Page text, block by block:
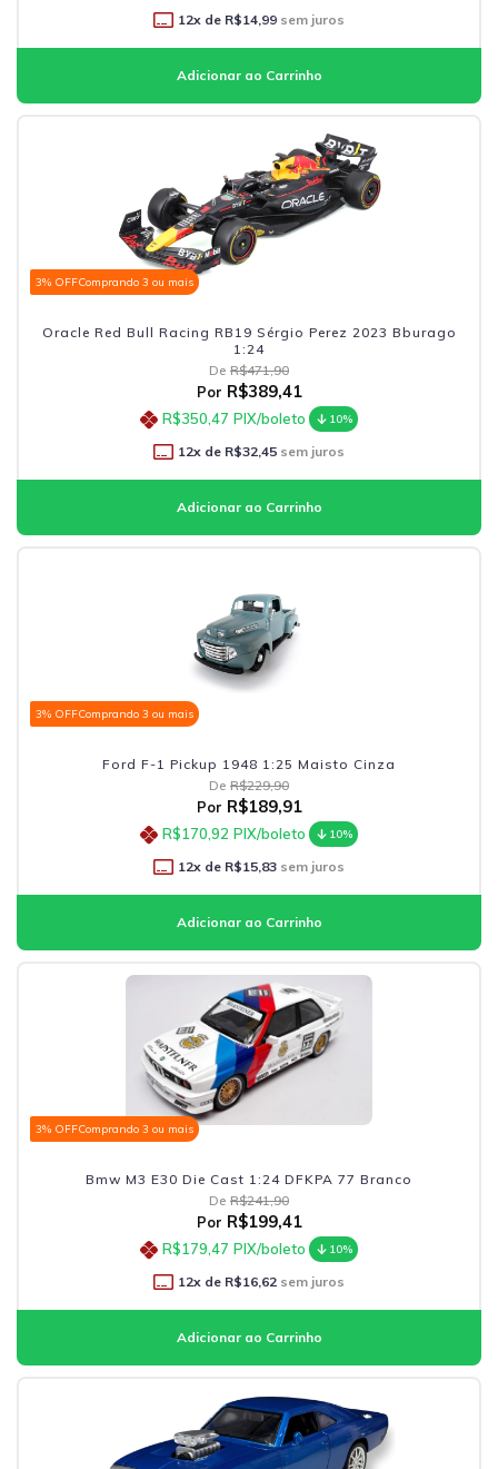
12x de R$14,99 sem juros
3% OFFComprando 3 ou mais
Oracle Red Bull Racing RB19 Sérgio Perez 2023 Bburago
1:24
De R$471,90
Por R$389,41
R$350,47 PIX/boleto 10%
12x de R$32,45 sem juros
3% OFFComprando 3 ou mais
Ford F-1 Pickup 1948 1:25 Maisto Cinza
De R$229,90
Por R$189,91
R$170,92 PIX/boleto 10%
12x de R$15,83 sem juros
3% OFFComprando 3 ou mais
Bmw M3 E30 Die Cast 1:24 DFKPA 77 Branco
De R$241,90
Por R$199,41
R$179,47 PIX/boleto 10%
12x de R$16,62 sem juros